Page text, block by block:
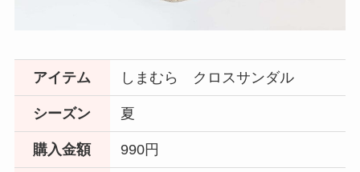
アイテム しまむら クロスサンダル
シーズン 夏
購入金額 990円